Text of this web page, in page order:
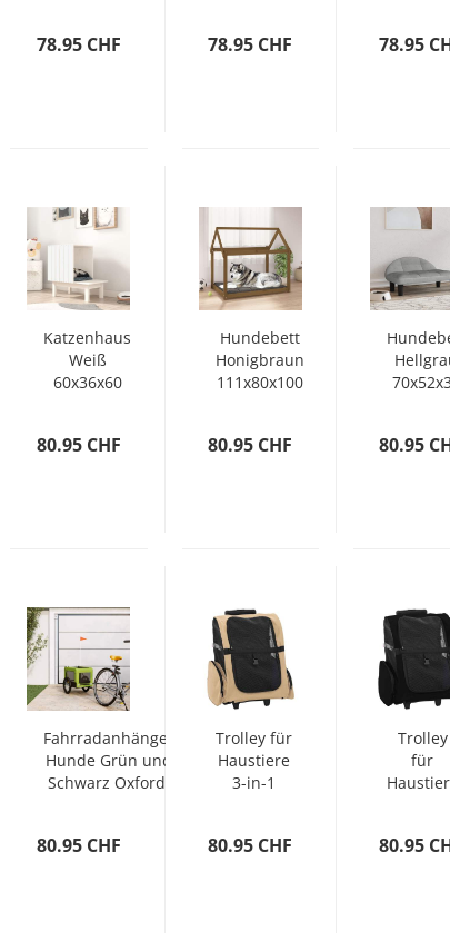
78.95 CHF 78.95 CHF 78.95
Katzenhaus
Weiß
60x36x60
Kiefer
80.95 CHF
Hundebett
Honigbraun
111x80x100
Kiefer
80.95 CHF 80.95
Fahrradanhänger
Hunde Grün und
Schwarz Oxford-
80.95 CHF
Trolley für
Haustiere
3-in-1
cm cm
80.95 CHF
Trolley
für
80.95